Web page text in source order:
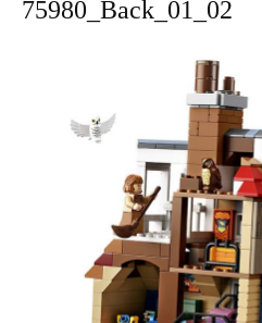
75980_Back_01_02